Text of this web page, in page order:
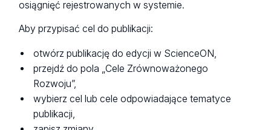
osiągnięć rejestrowanych w systemie.
Aby przypisać cel do publikacji:
otwórz publikację do edycji w ScienceON,
przejdź do pola „Cele Zrównoważonego
Rozwoju”,
wybierz cel lub cele odpowiadające tematyce
publikacji,